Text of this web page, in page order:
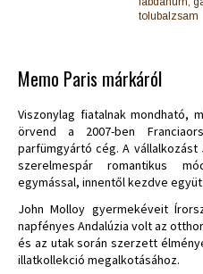
tolubalzsam
Memo Paris márkáról
Viszonylag fiatalnak mondható,
örvend a 2007-ben
parfümgyártó cég. A vállalkozást
szerelmespár romantikus
egymással, innentől kezdve
John Molloy gyermekéveit
napfényes Andalúzia volt az
és az utak során szerzett
illatkollekció megalkotásához.